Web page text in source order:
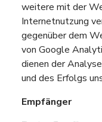
weitere mit der
Internetnutzung
gegenüber dem
von Google
dienen der
und des Erfolgs
Empfänger